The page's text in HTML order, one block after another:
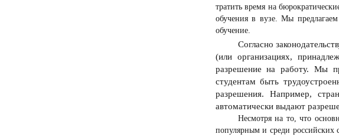
тратить время на
обучения в вузе. Мы
обучение.
Согласно
(или организациях,
разрешение на работу. Мы
студентам быть
разрешения. Например,
автоматически выдают
Несмотря на то, что
популярным и среди российских